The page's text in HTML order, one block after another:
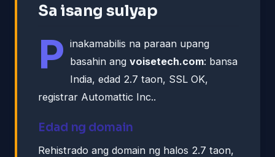
Sa isang sulyap
P inakamabilis na paraan upang
basahin ang voisetech.com: bansa
India, edad 2.7 taon, SSL OK,
registrar Automattic Inc..
Edad ng domain
Rehistrado ang domain ng halos 2.7 taon,